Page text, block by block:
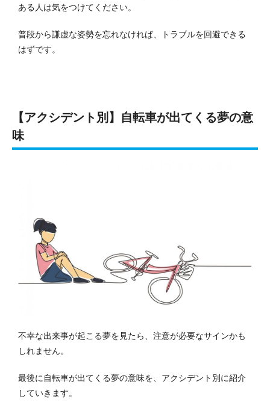
ある人は気をつけてください。
普段から謙虚な姿勢を忘れなければ、トラブルを回避できる
はずです。
【アクシデント別】自転車が出てくる夢の意
味
不幸な出来事が起こる夢を見たら、注意が必要なサインかも
しれません。
最後に自転車が出てくる夢の意味を、アクシデント別に紹介
していきます。